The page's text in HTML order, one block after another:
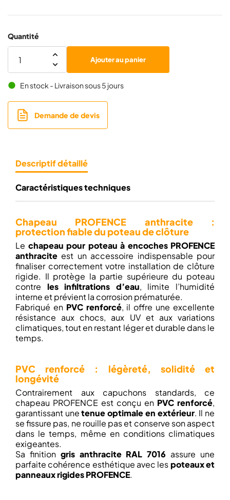
Quantité
Ajouter au panier
brightness_1 En stock - Livraison sous 5 jours
Demande de devis
Descriptif détaillé
Caractéristiques techniques
Chapeau PROFENCE anthracite :
protection fiable du poteau de clôture
Le chapeau pour poteau à encoches PROFENCE
anthracite est un accessoire indispensable pour
finaliser correctement votre installation de clôture
rigide. Il protège la partie supérieure du poteau
contre les infiltrations d’eau, limite l’humidité
interne et prévient la corrosion prématurée.
Fabriqué en PVC renforcé, il offre une excellente
résistance aux chocs, aux UV et aux variations
climatiques, tout en restant léger et durable dans le
temps.
PVC renforcé : légèreté, solidité et
longévité
Contrairement aux capuchons standards, ce
chapeau PROFENCE est conçu en PVC renforcé,
garantissant unetenue optimale en extérieur. Il ne
se fissure pas, ne rouille pas et conserve son aspect
dans le temps, même en conditions climatiques
exigeantes.
Sa finition gris anthracite RAL 7016 assure une
parfaite cohérence esthétique avec lespoteaux et
panneaux rigides PROFENCE.